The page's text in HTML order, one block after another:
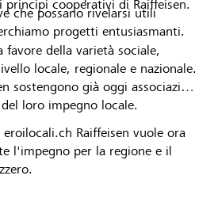
che possano rivelarsi utili
progetti entusiasmanti.
principi cooperativi di Raiffeisen.
favore della varietà sociale,
locale, regionale e nazionale.
sostengono già oggi associazioni
loro impegno locale.
Raiffeisen vuole ora
l'impegno per la regione e il